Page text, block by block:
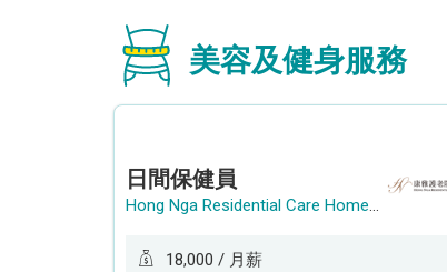
美容及健身服務
日間保健員
Hong Nga Residential Care Home Group Limited
18,000 / 月薪